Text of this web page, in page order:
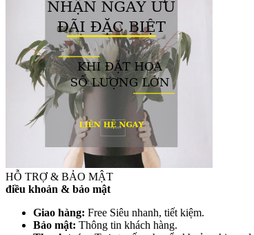
HỖ TRỢ & BẢO MẬT
điều khoản & bảo mật
Giao hàng: Free Siêu nhanh, tiết kiệm.
Bảo mật: Thông tin khách hàng.